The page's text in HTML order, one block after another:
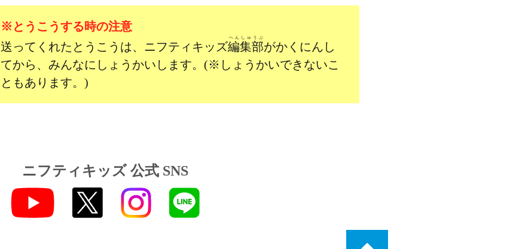
※とうこうする時の注意
送ってくれたとうこうは、ニフティキッズ編集部
へんしゅうぶ
がかくにんし
てから、みんなにしょうかいします。(※しょうかいできないこ
ともあります。)
ニフティキッズ 公式 SNS